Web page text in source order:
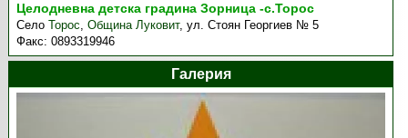
Целодневна детска градина Зорница -с.Торос
СелоТорос,Община Луковит,ул. Стоян Георгиев № 5
Факс:0893319946
Галерия